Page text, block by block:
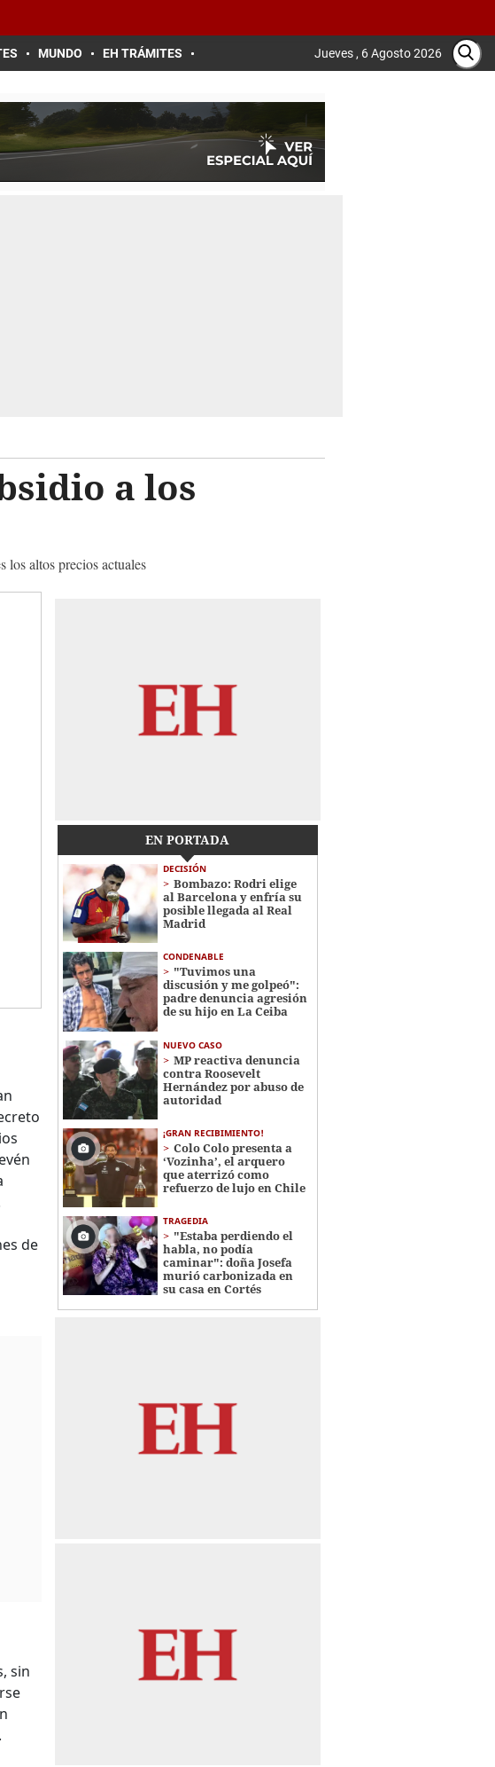
MUNDO EH TRÁMITES Jueves , 6 Agosto 2026
a los
los altos precios actuales
de
sin
EN PORTADA
DECISIÓN
Bombazo: Rodri elige
al Barcelona y enfría su
posible llegada al Real
Madrid
CONDENABLE
"Tuvimos una
discusión y me golpeó":
padre denuncia agresión
de su hijo en La Ceiba
NUEVO CASO
MP reactiva denuncia
contra Roosevelt
Hernández por abuso de
autoridad
¡GRAN RECIBIMIENTO!
Colo Colo presenta a
‘Vozinha’, el arquero
que aterrizó como
refuerzo de lujo en Chile
TRAGEDIA
"Estaba perdiendo el
habla, no podía
caminar": doña Josefa
murió carbonizada en
su casa en Cortés